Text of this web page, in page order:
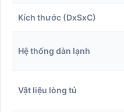
Kích thước (DxSxC)
Hệ thống dàn lạnh
Vật liệu lòng tủ